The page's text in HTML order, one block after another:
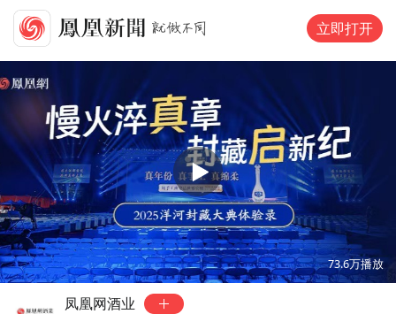
立即打开
00:00 03:10
73.6万播放
凤凰网酒业